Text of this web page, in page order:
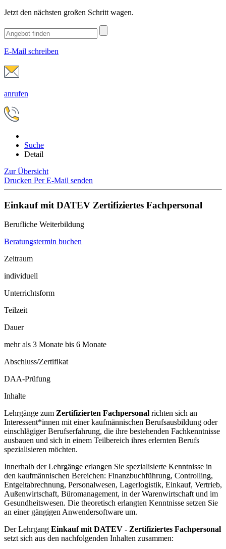
Jetzt den nächsten großen Schritt wagen.
E-Mail schreiben
anrufen
Suche
Detail
Zur Übersicht
Drucken Per E-Mail senden
Einkauf mit DATEV Zertifiziertes Fachpersonal
Berufliche Weiterbildung
Beratungstermin buchen
Zeitraum
individuell
Unterrichtsform
Teilzeit
Dauer
mehr als 3 Monate bis 6 Monate
Abschluss/Zertifikat
DAA-Prüfung
Inhalte
Lehrgänge zum Zertifizierten Fachpersonal richten sich an
Interessent*innen mit einer kaufmännischen Berufsausbildung oder
einschlägiger Berufserfahrung, die ihre bestehenden Fachkenntnisse
ausbauen und sich in einem Teilbereich ihres erlernten Berufs
spezialisieren möchten.
Innerhalb der Lehrgänge erlangen Sie spezialisierte Kenntnisse in
den kaufmännischen Bereichen: Finanzbuchführung, Controlling,
Entgeltabrechnung, Personalwesen, Lagerlogistik, Einkauf, Vertrieb,
Außenwirtschaft, Büromanagement, in der Warenwirtschaft und im
Gesundheitswesen. Die theoretisch erlangten Kenntnisse setzen Sie
an einer gängigen Anwendersoftware um.
Der Lehrgang Einkauf mit DATEV - Zertifiziertes Fachpersonal
setzt sich aus den nachfolgenden Inhalten zusammen: